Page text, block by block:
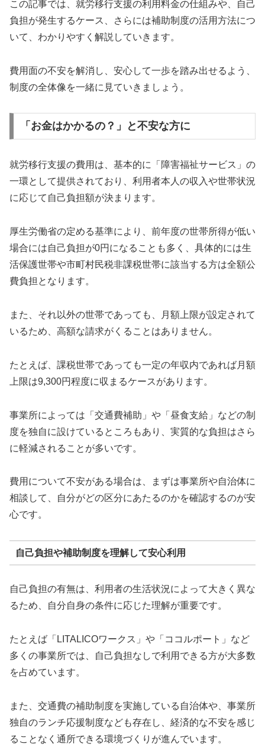
この記事では、就労移行支援の利用料金の仕組みや、自己
負担が発生するケース、さらには補助制度の活用方法につ
いて、わかりやすく解説していきます。
費用面の不安を解消し、安心して一歩を踏み出せるよう、
制度の全体像を一緒に見ていきましょう。
「お金はかかるの？」と不安な方に
就労移行支援の費用は、基本的に「障害福祉サービス」の
一環として提供されており、利用者本人の収入や世帯状況
に応じて自己負担額が決まります。
厚生労働省の定める基準により、前年度の世帯所得が低い
場合には自己負担が0円になることも多く、具体的には生
活保護世帯や市町村民税非課税世帯に該当する方は全額公
費負担となります。
また、それ以外の世帯であっても、月額上限が設定されて
いるため、高額な請求がくることはありません。
たとえば、課税世帯であっても一定の年収内であれば月額
上限は9,300円程度に収まるケースがあります。
事業所によっては「交通費補助」や「昼食支給」などの制
度を独自に設けているところもあり、実質的な負担はさら
に軽減されることが多いです。
費用について不安がある場合は、まずは事業所や自治体に
相談して、自分がどの区分にあたるのかを確認するのが安
心です。
自己負担や補助制度を理解して安心利用
自己負担の有無は、利用者の生活状況によって大きく異な
るため、自分自身の条件に応じた理解が重要です。
たとえば「LITALICOワークス」や「ココルポート」など
多くの事業所では、自己負担なしで利用できる方が大多数
を占めています。
また、交通費の補助制度を実施している自治体や、事業所
独自のランチ応援制度なども存在し、経済的な不安を感じ
ることなく通所できる環境づくりが進んでいます。